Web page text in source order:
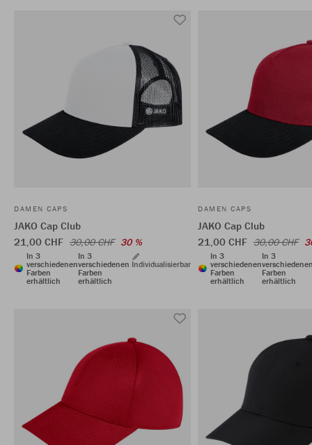
DAMEN CAPS
JAKO Cap Club
21,00 CHF 30,00 CHF 30 %
In 3
verschiedenen
Farben
erhältlich
In 3
verschiedenen
Farben
erhältlich
Individualisierbar
DAMEN CAPS
JAKO Cap Club
21,00 CHF 30,00 CHF
In 3
verschiedenen
Farben
erhältlich
In 3
Farben
erhältlich